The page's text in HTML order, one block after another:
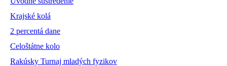
Krajské kolá
2 percentá dane
Celoštátne kolo
Rakúsky Turnaj mladých fyzikov